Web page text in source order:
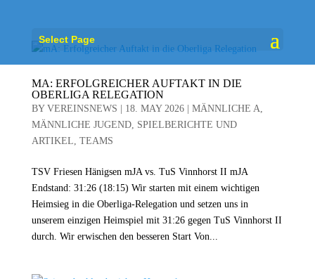
Select Page
MA: ERFOLGREICHER AUFTAKT IN DIE
OBERLIGA RELEGATION
BY VEREINSNEWS 18. MAY 2026| MÄNNLICHE A,
MÄNNLICHE JUGEND, SPIELBERICHTE UND
ARTIKEL, TEAMS
TSV Friesen Hänigsen mJA vs. TuS Vinnhorst II mJA
Endstand: 31:26 (18:15) Wir starten mit einem wichtigen
Heimsieg in die Oberliga‑Relegation und setzen uns in
unserem einzigen Heimspiel mit 31:26 gegen TuS Vinnhorst II
durch. Wir erwischen den besseren Start Von...